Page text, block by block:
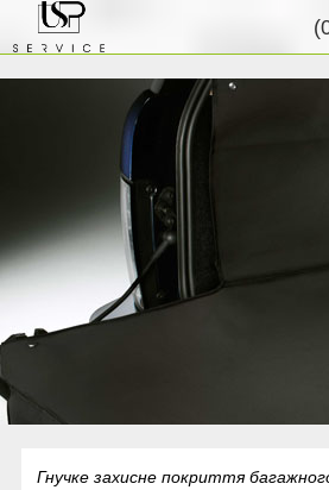
Гнучке захисне покриття